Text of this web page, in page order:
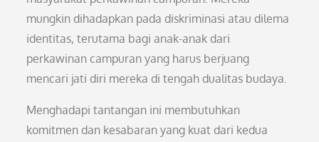
mungkin dihadapkan pada diskriminasi atau dilema
identitas, terutama bagi anak-anak dari
perkawinan campuran yang harus berjuang
mencari jati diri mereka di tengah dualitas budaya.
Menghadapi tantangan ini membutuhkan
komitmen dan kesabaran yang kuat dari kedua